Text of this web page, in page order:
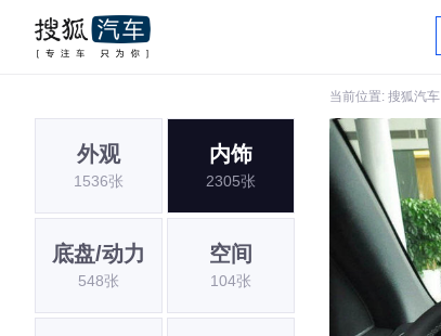
当前位置: 搜狐汽车
外观
1536张
内饰
2305张
底盘/动力
548张
空间
104张